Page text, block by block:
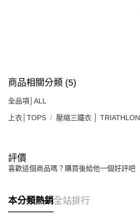
商品相關分類 (5)
全品項│ALL
上衣│TOPS 壓縮三鐵衣 │ TRIATHLON
評價
喜歡這個商品嗎？購買後給他一個好評吧
本分類熱銷全站排行